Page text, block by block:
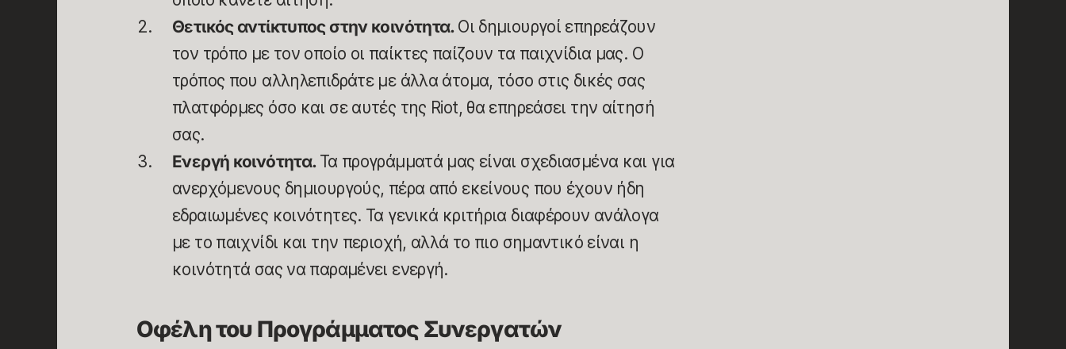
Θετικός αντίκτυπος στην κοινότητα. Οι δημιουργοί επηρεάζουν
τον τρόπο με τον οποίο οι παίκτες παίζουν τα παιχνίδια μας. Ο
τρόπος που αλληλεπιδράτε με άλλα άτομα, τόσο στις δικές σας
πλατφόρμες όσο και σε αυτές της Riot, θα επηρεάσει την αίτησή
σας.
Ενεργή κοινότητα. Τα προγράμματά μας είναι σχεδιασμένα και για
ανερχόμενους δημιουργούς, πέρα από εκείνους που έχουν ήδη
εδραιωμένες κοινότητες. Τα γενικά κριτήρια διαφέρουν ανάλογα
με το παιχνίδι και την περιοχή, αλλά το πιο σημαντικό είναι η
κοινότητά σας να παραμένει ενεργή.
Οφέλη του Προγράμματος Συνεργατών